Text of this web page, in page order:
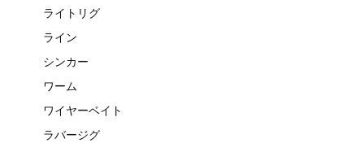
ライトリグ
ライン
シンカー
ワーム
ワイヤーベイト
ラバージグ